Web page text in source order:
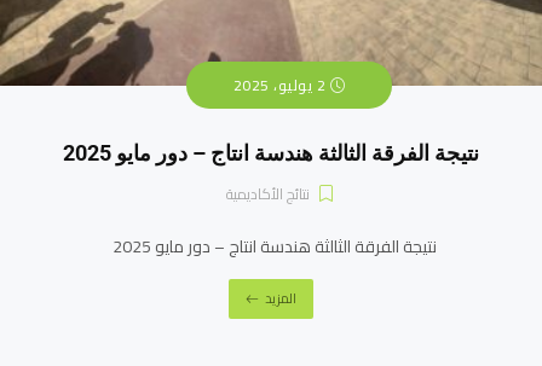
نتيجة الفرقة الثالثة هندسة انتاج – دور مايو 2025
نتائج الأكاديمية
نتيجة الفرقة الثالثة هندسة انتاج – دور مايو 2025
المزيد